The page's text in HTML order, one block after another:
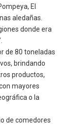
El
aledañas.
donde era
de 80 toneladas
brindando
productos,
mayores
o la
de comedores